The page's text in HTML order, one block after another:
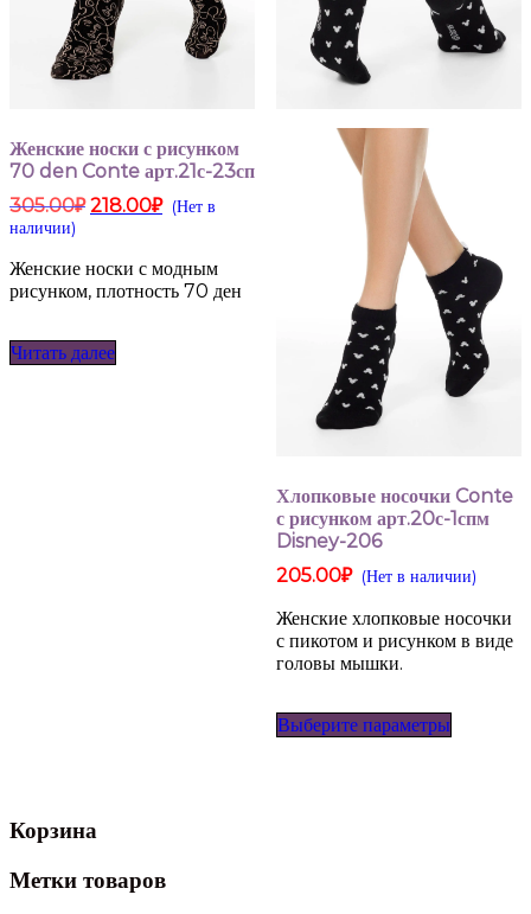
Женские носки с рисунком
70 den Conte арт.21с-23сп
305.00₽ Первоначальная
цена
305.00₽.
218.00₽Текущая
цена:
(Нет в
наличии)
Женские носки с модным
рисунком, плотность 70 ден
Читать далее
Хлопковые носочки Conte
с рисунком арт.20с-1спм
Disney-206
205.00₽(Нет в наличии)
Женские хлопковые носочки
с пикотом и рисунком в виде
головы мышки.
Выберите параметры
Корзина
Метки товаров